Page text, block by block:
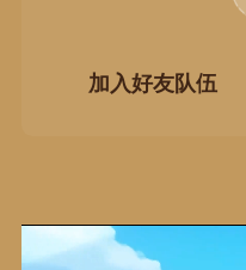
加入好友队伍